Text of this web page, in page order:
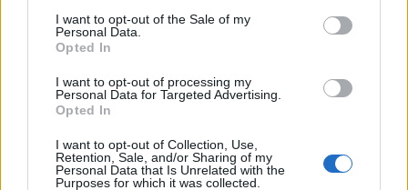
I want to opt-out of the Sale of my
Personal Data.
Opted In
I want to opt-out of processing my
Personal Data for Targeted Advertising.
Opted In
I want to opt-out of Collection, Use,
Retention, Sale, and/or Sharing of my
Personal Data that Is Unrelated with the
Purposes for which it was collected.
08/08/2026 09:05